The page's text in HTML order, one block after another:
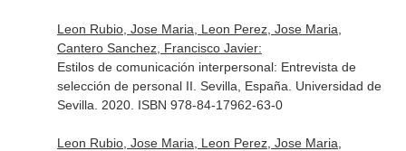
Leon Rubio, Jose Maria, Leon Perez, Jose Maria,
Cantero Sanchez, Francisco Javier:
Estilos de comunicación interpersonal: Entrevista de
selección de personal II. Sevilla, España. Universidad de
Sevilla. 2020. ISBN 978-84-17962-63-0
Leon Rubio, Jose Maria, Leon Perez, Jose Maria,